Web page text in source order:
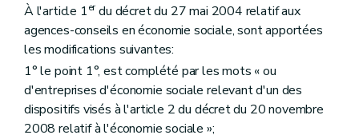
À l'article 1erdu décret du 27 mai 2004 relatif aux
agences-conseils en économie sociale, sont apportées
les modifications suivantes:
1° le point 1°, est complété par les mots « ou
d'entreprises d'économie sociale relevant d'un des
dispositifs visés à l'article 2 du décret du 20 novembre
2008 relatif à l'économie sociale »;